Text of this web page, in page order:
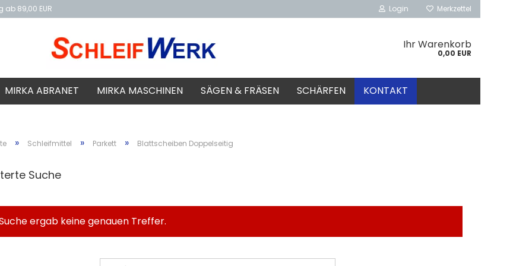
ab 89,00 EUR Login Merkzettel
Ihr Warenkorb
0,00 EUR
MIRKA ABRANET MIRKA MASCHINEN SÄGEN & FRÄSEN SCHÄRFEN KONTAKT
» Schleifmittel » Parkett » Blattscheiben Doppelseitig
Suche
ergab keine genauen Treffer.